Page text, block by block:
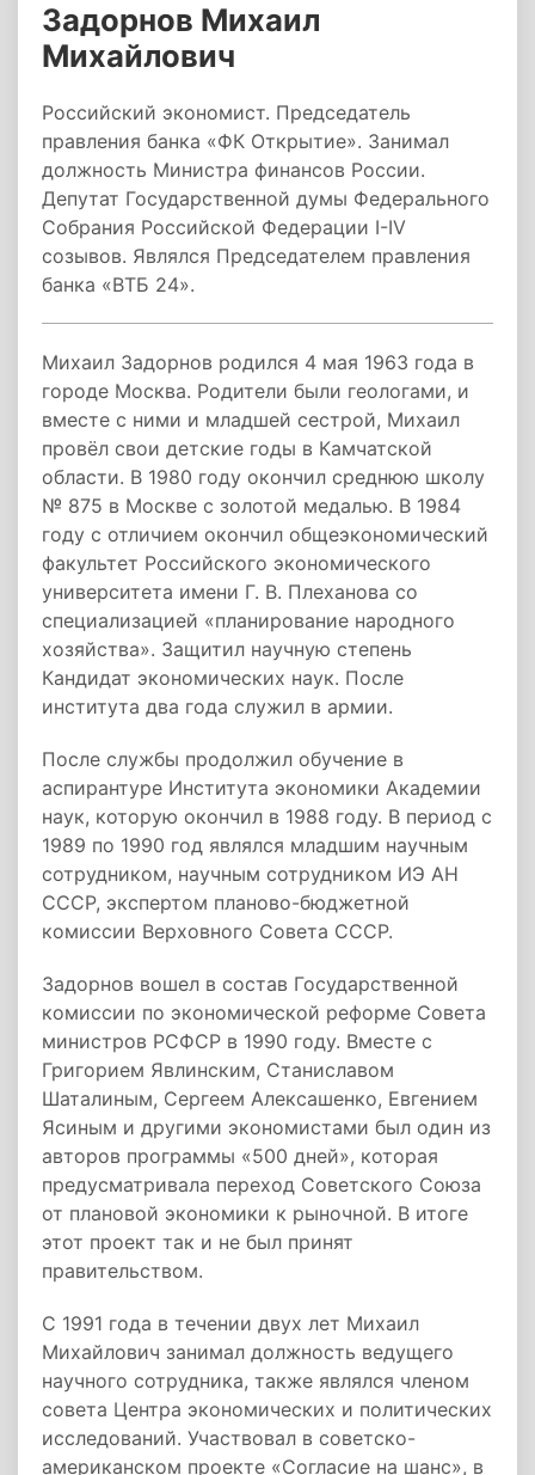
Задорнов Михаил
Михайлович
Российский экономист. Председатель
правления банка «ФК Открытие». Занимал
должность Министра финансов России.
Депутат Государственной думы Федерального
Собрания Российской Федерации I-IV
созывов. Являлся Председателем правления
банка «ВТБ 24».
Михаил Задорнов родился 4 мая 1963 года в
городе Москва. Родители были геологами, и
вместе с ними и младшей сестрой, Михаил
провёл свои детские годы в Камчатской
области. В 1980 году окончил среднюю школу
№ 875 в Москве с золотой медалью. В 1984
году с отличием окончил общеэкономический
факультет Российского экономического
университета имени Г. В. Плеханова со
специализацией «планирование народного
хозяйства». Защитил научную степень
Кандидат экономических наук. После
института два года служил в армии.
После службы продолжил обучение в
аспирантуре Института экономики Академии
наук, которую окончил в 1988 году. В период с
1989 по 1990 год являлся младшим научным
сотрудником, научным сотрудником ИЭ АН
СССР, экспертом планово-бюджетной
комиссии Верховного Совета СССР.
Задорнов вошел в состав Государственной
комиссии по экономической реформе Совета
министров РСФСР в 1990 году. Вместе с
Григорием Явлинским, Станиславом
Шаталиным, Сергеем Алексашенко, Евгением
Ясиным и другими экономистами был один из
авторов программы «500 дней», которая
предусматривала переход Советского Союза
от плановой экономики к рыночной. В итоге
этот проект так и не был принят
правительством.
С 1991 года в течении двух лет Михаил
Михайлович занимал должность ведущего
научного сотрудника, также являлся членом
совета Центра экономических и политических
исследований. Участвовал в советско-
американском проекте «Согласие на шанс», в